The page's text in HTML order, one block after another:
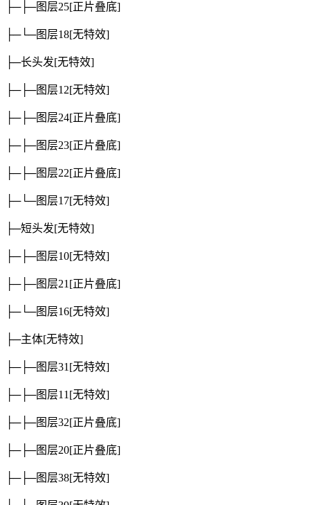
├─├─图层25[正片叠底]
├─└─图层18[无特效]
├─长头发[无特效]
├─├─图层12[无特效]
├─├─图层24[正片叠底]
├─├─图层23[正片叠底]
├─├─图层22[正片叠底]
├─└─图层17[无特效]
├─短头发[无特效]
├─├─图层10[无特效]
├─├─图层21 [正片叠底]
├─└─图层16[无特效]
├─主体[无特效]
├─├─图层31 [无特效]
├─├─图层11 [无特效]
├─├─图层32[正片叠底]
├─├─图层20[正片叠底]
├─├─图层38[无特效]